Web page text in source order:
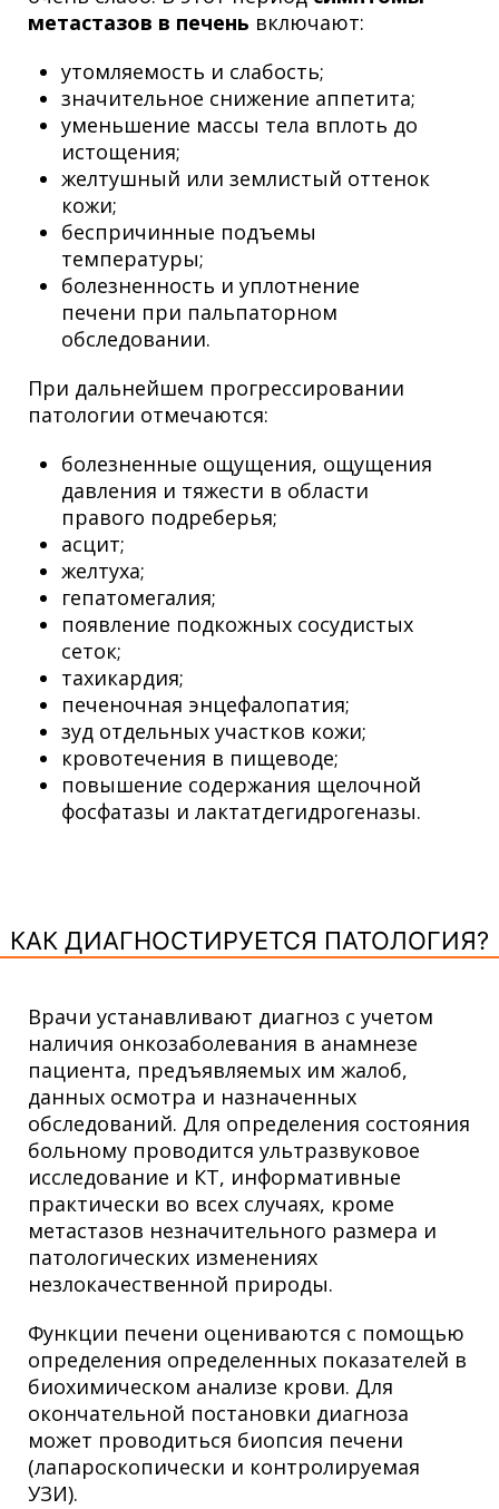
метастазов в печень включают:
утомляемость и слабость;
значительное снижение аппетита;
уменьшение массы тела вплоть до
истощения;
желтушный или землистый оттенок
кожи;
беспричинные подъемы
температуры;
болезненность и уплотнение
печени при пальпаторном
обследовании.
При дальнейшем прогрессировании
патологии отмечаются:
болезненные ощущения, ощущения
давления и тяжести в области
правого подреберья;
асцит;
желтуха;
гепатомегалия;
появление подкожных сосудистых
сеток;
тахикардия;
печеночная энцефалопатия;
зуд отдельных участков кожи;
кровотечения в пищеводе;
повышение содержания щелочной
фосфатазы и лактатдегидрогеназы.
КАК ДИАГНОСТИРУЕТСЯ ПАТОЛОГИЯ?
Врачи устанавливают диагноз с учетом
наличия онкозаболевания в анамнезе
пациента, предъявляемых им жалоб,
данных осмотра и назначенных
обследований. Для определения состояния
больному проводится ультразвуковое
исследование и КТ, информативные
практически во всех случаях, кроме
метастазов незначительного размера и
патологических изменениях
незлокачественной природы.
Функции печени оцениваются с помощью
определения определенных показателей в
биохимическом анализе крови. Для
окончательной постановки диагноза
может проводиться биопсия печени
(лапароскопически и контролируемая
УЗИ).